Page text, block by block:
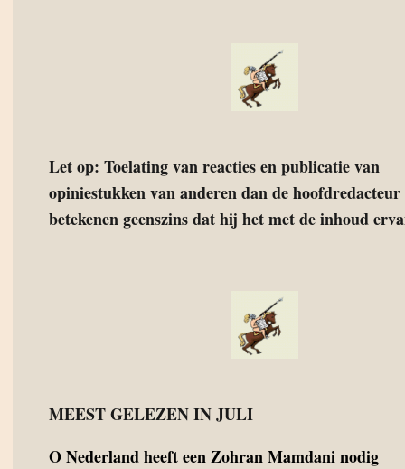
Let op: Toelating van reacties en publicatie van
opiniestukken van anderen dan de hoofdredacteur
betekenen geenszins dat hij het met de inhoud
MEEST GELEZEN IN JULI
ONederland heeft een Zohran Mamdani nodig